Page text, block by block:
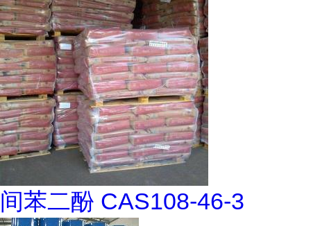
间苯二酚 CAS108-46-3